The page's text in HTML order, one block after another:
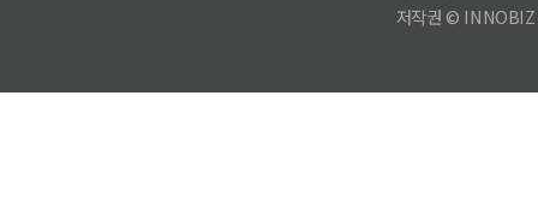
저작권 © INNOBIZ